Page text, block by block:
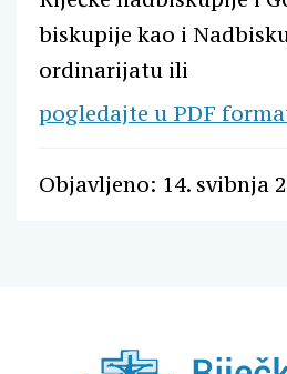
biskupije kao i
ordinarijatu ili
pogledajte u PDF
Objavljeno: 14. svibnja